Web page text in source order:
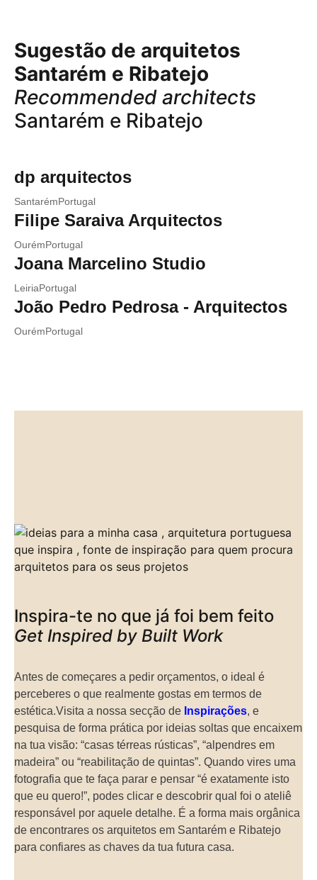
Sugestão de arquitetos
Santarém e Ribatejo
Recommended architects
Santarém e Ribatejo
dp arquitectos
SantarémPortugal
Filipe Saraiva Arquitectos
OurémPortugal
Joana Marcelino Studio
LeiriaPortugal
João Pedro Pedrosa - Arquitectos
OurémPortugal
Inspira-te no que já foi bem feito
Get Inspired by Built Work
Antes de começares a pedir orçamentos, o ideal é
perceberes o que realmente gostas em termos de
estética.Visita a nossa secção de Inspirações, e
pesquisa de forma prática por ideias soltas que encaixem
na tua visão: “casas térreas rústicas”, “alpendres em
madeira” ou “reabilitação de quintas”. Quando vires uma
fotografia que te faça parar e pensar “é exatamente isto
que eu quero!”, podes clicar e descobrir qual foi o ateliê
responsável por aquele detalhe. É a forma mais orgânica
de encontrares os arquitetos em Santarém e Ribatejo
para confiares as chaves da tua futura casa.